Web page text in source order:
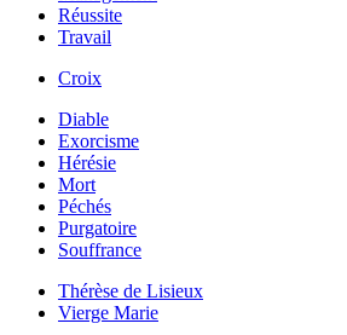
Réussite
Travail
Croix
Diable
Exorcisme
Hérésie
Mort
Péchés
Purgatoire
Souffrance
Thérèse de Lisieux
Vierge Marie